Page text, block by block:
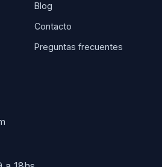
Blog
Contacto
Preguntas frecuentes